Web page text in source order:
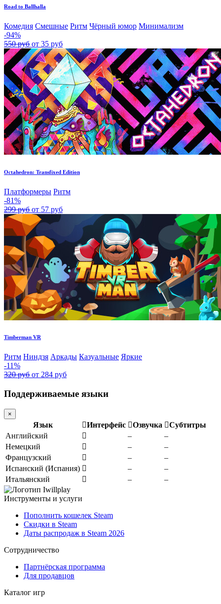
Road to Ballhalla
Комедия Смешные Ритм Чёрный юмор Минимализм
-94%
550 руб от 35 руб
Octahedron: Transfixed Edition
Платформеры Ритм
-81%
299 руб от 57 руб
Timberman VR
Ритм Ниндзя Аркады Казуальные Яркие
-11%
320 руб от 284 руб
Поддерживаемые языки
×
Язык Интерфейс Озвучка
Субтитры
Английский
–
–
Немецкий
–
–
Французский
–
–
Испанский (Испания)
–
–
Итальянский
– –
Инструменты и услуги
Пополнить кошелек Steam
Скидки в Steam
Даты распродаж в Steam 2026
Сотрудничество
Партнёрская программа
Для продавцов
Каталог игр